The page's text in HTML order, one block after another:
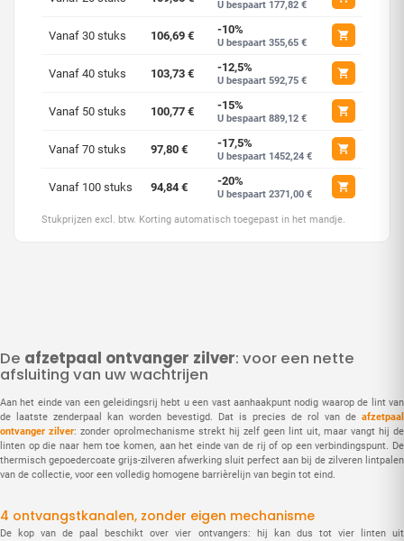
De afzetpaal ontvanger zilver: voor een nette
afsluiting van uw wachtrijen
Aan het einde van een geleidingsrij hebt u een vast aanhaakpunt nodig waarop de lint van
de laatste zenderpaal kan worden bevestigd. Dat is precies de rol van de afzetpaal
ontvanger zilver: zonder oprolmechanisme strekt hij zelf geen lint uit, maar vangt hij de
linten op die naar hem toe komen, aan het einde van de rij of op een verbindingspunt. De
thermisch gepoedercoate grijs-zilveren afwerking sluit perfect aan bij de zilveren lintpalen
van de collectie, voor een volledig homogene barrièrelijn van begin tot eind.
4 ontvangstkanalen, zonder eigen mechanisme
De kop van de paal beschikt over vier ontvangers: hij kan dus tot vier linten uit
U bespaart 177,82 €
Vanaf 30 stuks 106,69 € -10%
U bespaart 355,65 €
Vanaf 40 stuks 103,73 € -12,5%
U bespaart 592,75 €
Vanaf 50 stuks 100,77 € -15%
U bespaart 889,12 €
Vanaf 70 stuks 97,80 € -17,5%
U bespaart 1452,24 €
Vanaf 100 stuks 94,84 € -20%
U bespaart 2371,00 €
Stukprijzen excl. btw. Korting automatisch toegepast in het mandje.